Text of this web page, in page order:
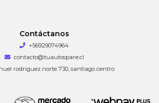
Contáctanos
+56929074964
contacto@tuautospare.cl
rodriguez norte 730, santiago centro